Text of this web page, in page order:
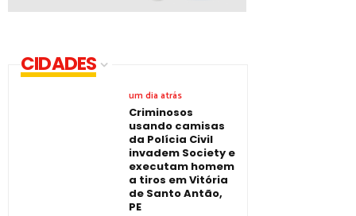
CIDADES
um dia atrás
Criminosos
usando camisas
da Polícia Civil
invadem Society e
executam homem
a tiros em Vitória
de Santo Antão,
PE